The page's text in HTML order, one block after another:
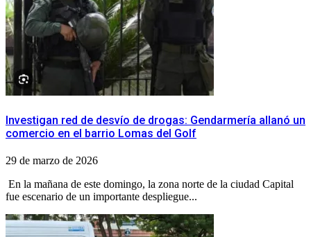
Investigan red de desvío de drogas: Gendarmería allanó un
comercio en el barrio Lomas del Golf
29 de marzo de 2026
​ ​En la mañana de este domingo, la zona norte de la ciudad Capital
fue escenario de un importante despliegue...